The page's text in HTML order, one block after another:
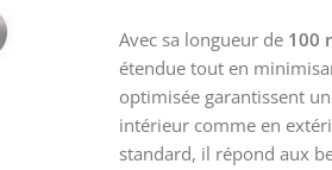
Avec sa longueur de 100
étendue tout en
optimisée garantissent
intérieur comme en
standard, il répond aux